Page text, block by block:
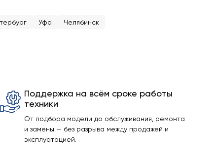
Уфа Челябинск
Поддержка на всём сроке работы
техники
От подбора модели до обслуживания, ремонта
и замены — без разрыва между продажей и
эксплуатацией.